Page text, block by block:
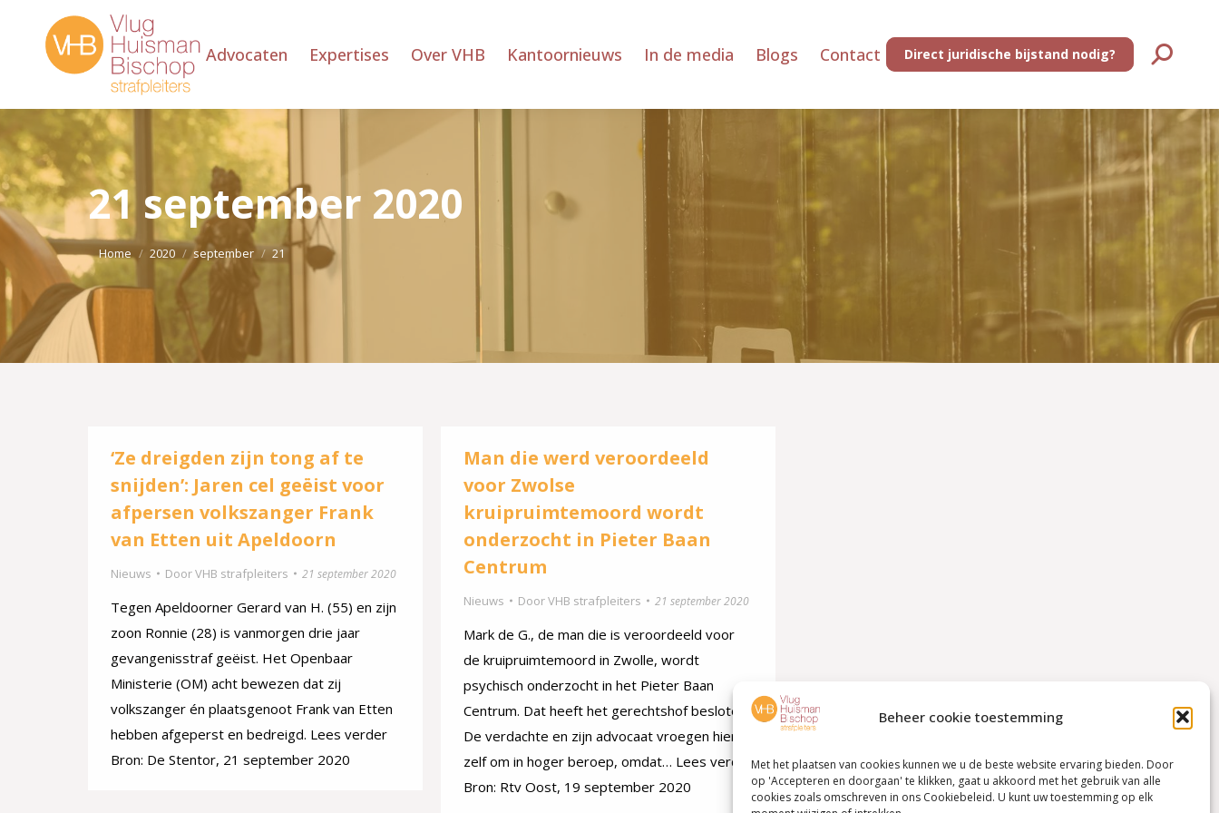
Beheer cookie toestemming
Met het plaatsen van cookies kunnen we u de beste website ervaring bieden. Door
op 'Accepteren en doorgaan' te klikken, gaat u akkoord met het gebruik van alle
cookies zoals omschreven in ons Cookiebeleid. U kunt uw toestemming op elk
Advocaten Expertises Over VHB Kantoornieuws In de media Blogs Contact Direct juridische bijstand nodig? Zoeken:
21 september 2020
Je bent hier:
Home 2020 september 21
‘Ze dreigden zijn tong af te
snijden’: Jaren cel geëist voor
afpersen volkszanger Frank
van Etten uit Apeldoorn
Nieuws DoorVHB strafpleiters 21 september 2020
Tegen Apeldoorner Gerard van H. (55) en zijn
zoon Ronnie (28) is vanmorgen drie jaar
gevangenisstraf geëist. Het Openbaar
Ministerie (OM) acht bewezen dat zij
volkszanger én plaatsgenoot Frank van Etten
hebben afgeperst en bedreigd. Lees verder
Bron: De Stentor, 21 september 2020
Man die werd veroordeeld
voor Zwolse
kruipruimtemoord wordt
onderzocht in Pieter Baan
Centrum
Nieuws DoorVHB strafpleiters 21 september 2020
Mark de G., de man die is veroordeeld voor
de kruipruimtemoord in Zwolle, wordt
psychisch onderzocht in het Pieter Baan
Centrum. Dat heeft het gerechtshof besloten.
De verdachte en zijn advocaat vroegen hier
zelf om in hoger beroep, omdat… Lees verder
Bron: Rtv Oost, 19 september 2020